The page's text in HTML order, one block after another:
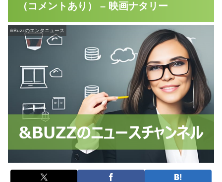
（コメントあり） – 映画ナタリー
&Buzzのエンタニュース